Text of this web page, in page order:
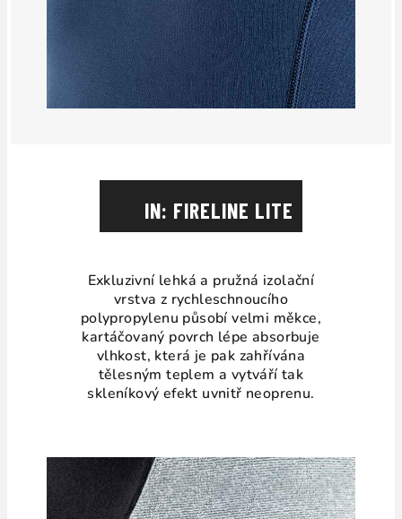
IN: FIRELINE LITE
Exkluzivní lehká a pružná izolační
vrstva z rychleschnoucího
polypropylenu působí velmi měkce,
kartáčovaný povrch lépe absorbuje
vlhkost, která je pak zahřívána
tělesným teplem a vytváří tak
skleníkový efekt uvnitř neoprenu.